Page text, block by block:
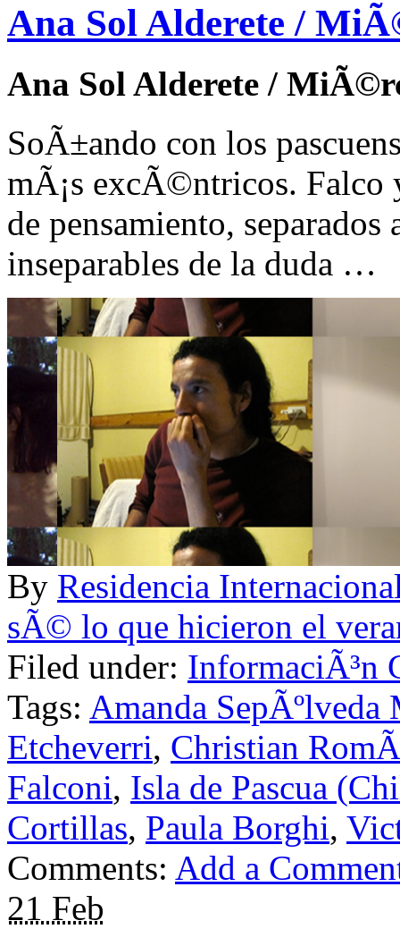
Ana Sol Alderete /
Ana Sol Alderete /
SoÃ±ando con los
mÃ¡s excÃ©ntricos. Falco
de pensamiento,
inseparables de la duda …
By Residencia
sÃ© lo que hicieron el
Filed under: InformaciÃ³n
Tags: Amanda SepÃºlveda
Etcheverri, Christian
Falconi, Isla de Pascua
Cortillas, Paula Borghi,
Comments: Add a
21 Feb